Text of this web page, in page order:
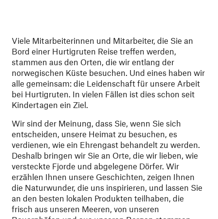
Viele Mitarbeiterinnen und Mitarbeiter, die Sie an
Bord einer Hurtigruten Reise treffen werden,
stammen aus den Orten, die wir entlang der
norwegischen Küste besuchen. Und eines haben wir
alle gemeinsam: die Leidenschaft für unsere Arbeit
bei Hurtigruten. In vielen Fällen ist dies schon seit
Kindertagen ein Ziel.
Wir sind der Meinung, dass Sie, wenn Sie sich
entscheiden, unsere Heimat zu besuchen, es
verdienen, wie ein Ehrengast behandelt zu werden.
Deshalb bringen wir Sie an Orte, die wir lieben, wie
versteckte Fjorde und abgelegene Dörfer. Wir
erzählen Ihnen unsere Geschichten, zeigen Ihnen
die Naturwunder, die uns inspirieren, und lassen Sie
an den besten lokalen Produkten teilhaben, die
frisch aus unseren Meeren, von unseren